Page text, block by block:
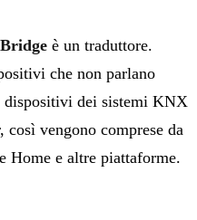
è un traduttore.
che non parlano
dei sistemi KNX
vengono comprese da
Home e altre piattaforme.